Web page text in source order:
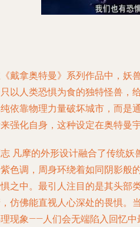
戴拿奥特曼》系列作品中，妖
以人类恐惧为食的独特怪兽，
依靠物理力量破坏城市，而是
强化自身，这种设定在奥特曼
凡摩的外形设计融合了传统妖
色调，周身环绕着如同阴影般
之中。最引人注目的是其头部
仿佛能直视人心深处的畏惧。
现象——人们会无端陷入回忆